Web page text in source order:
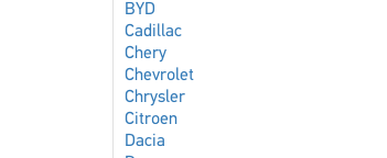
BYD
Cadillac
Chery
Chevrolet
Chrysler
Citroen
Dacia